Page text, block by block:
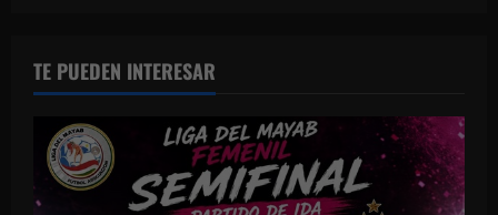
TE PUEDEN INTERESAR